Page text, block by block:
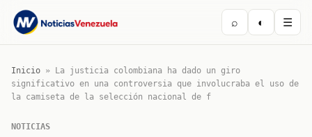
⌕ ◐ ☰
Inicio »
La justicia colombiana ha dado un giro
significativo en una controversia que involucraba el uso de
la camiseta de la selección nacional de f
NOTICIAS